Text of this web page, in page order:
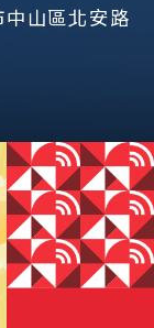
山區北安路